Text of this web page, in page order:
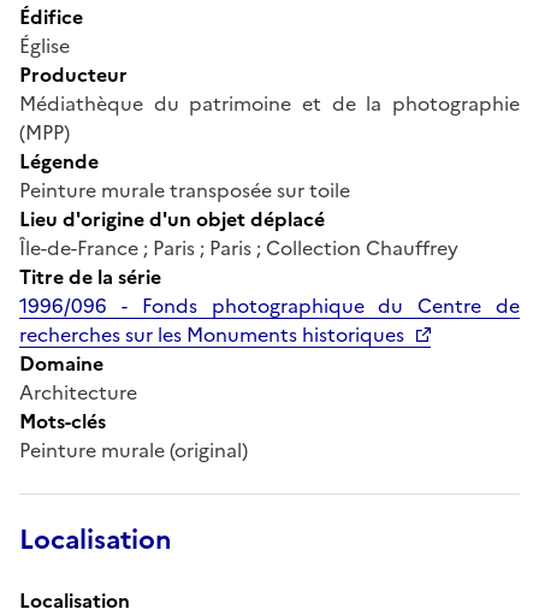
Édifice
Église
Producteur
Médiathèque du patrimoine et de la photographie
(MPP)
Légende
Peinture murale transposée sur toile
Lieu d'origine d'un objet déplacé
Île-de-France ; Paris ; Paris ; Collection Chauffrey
Titre de la série
1996/096 - Fonds photographique du Centre de
recherches sur les Monuments historiques
Domaine
Architecture
Mots-clés
Peinture murale (original)
Localisation
Localisation